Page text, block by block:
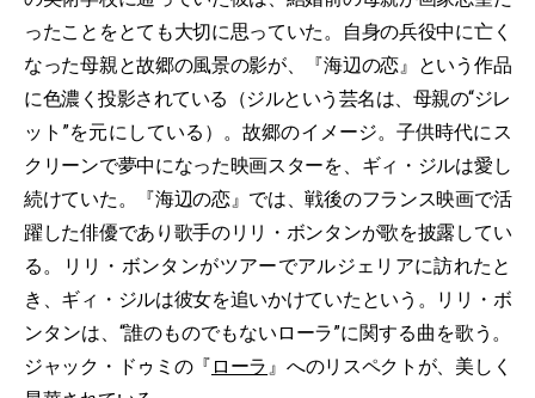
ったことをとても大切に思っていた。自身の兵役中に亡く
なった母親と故郷の風景の影が、『海辺の恋』という作品
に色濃く投影されている（ジルという芸名は、母親の“ジレ
ット”を元にしている）。故郷のイメージ。子供時代にス
クリーンで夢中になった映画スターを、ギィ・ジルは愛し
続けていた。『海辺の恋』では、戦後のフランス映画で活
躍した俳優であり歌手のリリ・ボンタンが歌を披露してい
る。リリ・ボンタンがツアーでアルジェリアに訪れたと
き、ギィ・ジルは彼女を追いかけていたという。リリ・ボ
ンタンは、“誰のものでもないローラ”に関する曲を歌う。
ジャック・ドゥミの『 ローラ 』へのリスペクトが、美しく